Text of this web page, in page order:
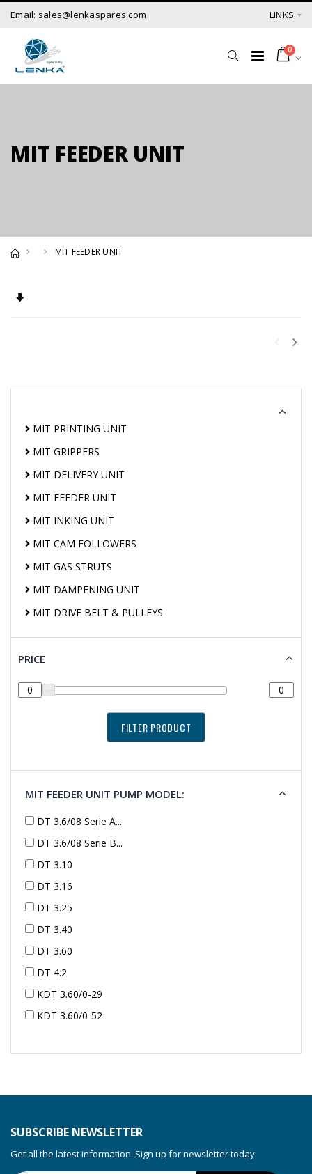
Email: sales@lenkaspares.com LINKS
0
MIT FEEDER UNIT
MIT FEEDER UNIT
Set Ascending Direction
MIT PRINTING UNIT
MIT GRIPPERS
MIT DELIVERY UNIT
MIT FEEDER UNIT
MIT INKING UNIT
MIT CAM FOLLOWERS
MIT GAS STRUTS
MIT DAMPENING UNIT
MIT DRIVE BELT & PULLEYS
PRICE
MIT FEEDER UNIT PUMP MODEL:
DT 3.6/08 Serie A...
DT 3.6/08 Serie B...
DT 3.10
DT 3.16
DT 3.25
DT 3.40
DT 3.60
DT 4.2
KDT 3.60/0-29
KDT 3.60/0-52
SUBSCRIBE NEWSLETTER
Get all the latest information. Sign up for newsletter today